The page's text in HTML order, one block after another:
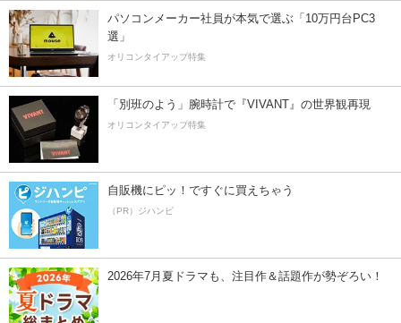
パソコンメーカー社員が本気で選ぶ「10万円台PC3
選」
オリコンタイアップ特集
「別班のよう」腕時計で『VIVANT』の世界観再現
オリコンタイアップ特集
自販機にピッ！ですぐに買えちゃう
（PR）ジハンピ
2026年7月夏ドラマも、注目作＆話題作が勢ぞろい！